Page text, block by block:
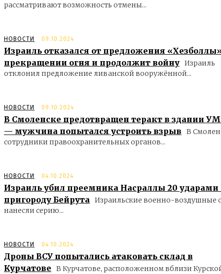
рассматривают возможность отмены...
НОВОСТИ 09.10.2024
Израиль отказался от предложения
прекращении огня и продолжит войну Израиль
отклонил предложение ливанской вооружённой...
НОВОСТИ 09.10.2024
В Смоленске предотвращен теракт в здании
— мужчина попытался устроить взрыв
В
сотрудники правоохранительных органов...
НОВОСТИ 04.10.2024
Израиль убил преемника Насраллы 20 ударами
пригороду Бейрута Израильские военно-воздушные
нанесли серию...
НОВОСТИ 04.10.2024
Дроны ВСУ попытались атаковать склад в
Курчатове
В Курчатове, расположенном вблизи